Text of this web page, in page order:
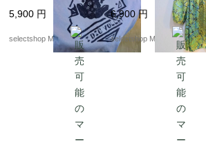
Mサイズ コットン
パープル ブルー 両
面プリント ケロッ
グ Tシャツ USA
5,900 円
selectshop Merci.
リーブ 半袖 ブラウ
ス 記載XL サイズ
ポリエステル 幾何学
模様 総柄
6,900円
selectshop Merci.